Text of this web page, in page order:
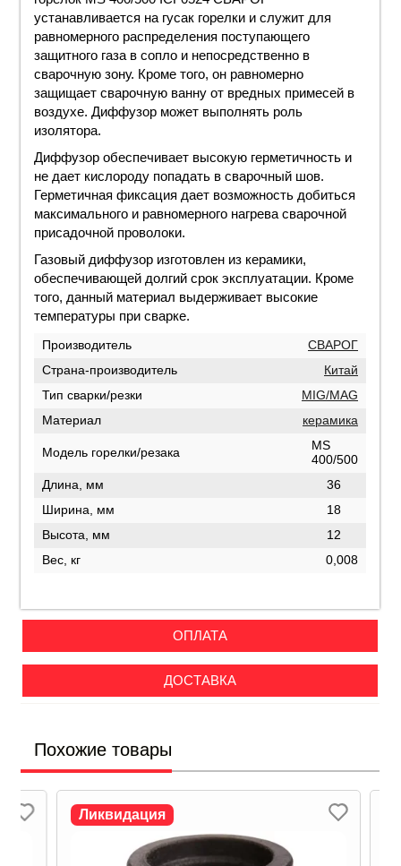
устанавливается на гусак горелки и служит для
равномерного распределения поступающего
защитного газа в сопло и непосредственно в
сварочную зону. Кроме того, он равномерно
защищает сварочную ванну от вредных примесей в
воздухе. Диффузор может выполнять роль
изолятора.
Диффузор обеспечивает высокую герметичность и
не дает кислороду попадать в сварочный шов.
Герметичная фиксация дает возможность добиться
максимального и равномерного нагрева сварочной
присадочной проволоки.
Газовый диффузор изготовлен из керамики,
обеспечивающей долгий срок эксплуатации. Кроме
того, данный материал выдерживает высокие
температуры при сварке.
Производитель
СВАРОГ
Страна-производитель
Китай
Тип сварки/резки
MIG/MAG
Материал
керамика
Модель горелки/резака
MS
400/500
Длина, мм
36
Ширина, мм
18
Высота, мм
12
Вес, кг
0,008
ОПЛАТА
ДОСТАВКА
Похожие товары
Ликвидация